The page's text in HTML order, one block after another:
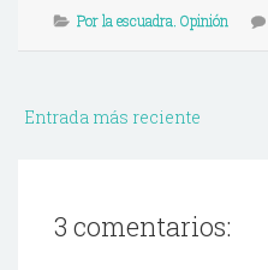
Por la escuadra. Opinión
Entrada más reciente
3 comentarios: